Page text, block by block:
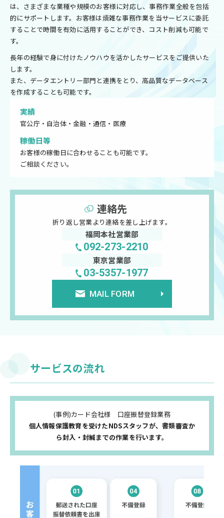
は、さまざまな業種や規模のお客様に対応し、事務作業全般を包括
的にサポートします。お客様は煩雑な事務作業を当サービスに委託
することで時間を有効に活用することができ、コスト削減も可能で
す。
長年の経験で身に付けたノウハウを活かしたサービスをご提供いた
します。
また、データエントリー部門と連携をとり、高品質なデータベース
を作成することも可能です。
実績
官公庁・自治体・金融・通信・医療
稼働日等
お客様の稼働日に合わせることも可能です。
ご相談ください。
連絡先
折り返し営業より連絡を差し上げます。
福岡本社営業部
092-273-2210
東京営業部
03-5357-1977
MAIL FORM
サービスの流れ
(事例)カード会社様 口座振替登録業務
個人情報保護教育を受けたNDSスタッフが、書類審査か
ら封入・封緘までの作業を行います。